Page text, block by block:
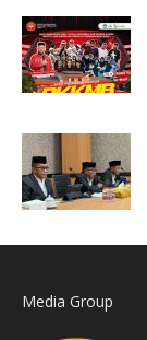
Media Group